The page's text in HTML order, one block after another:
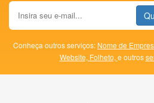
Conheça outros serviços: Nome de
Website, Folheto, e outros